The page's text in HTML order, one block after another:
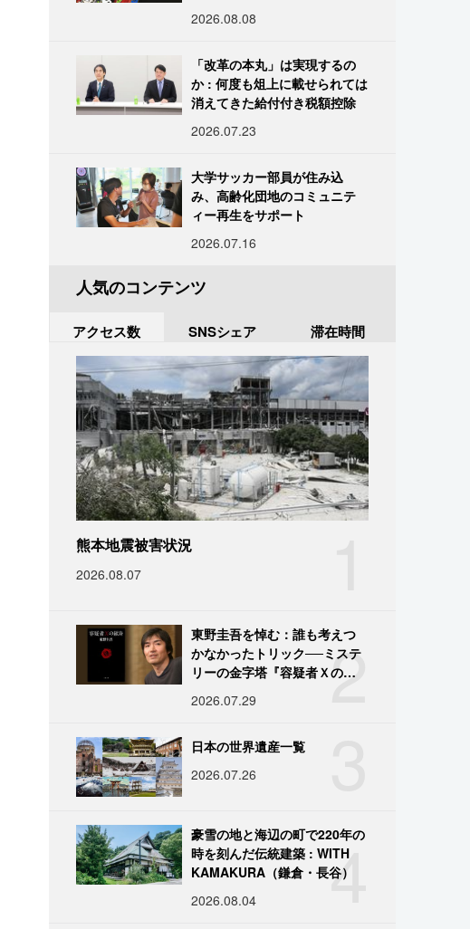
2026.08.08
「改革の本丸」は実現するの
か : 何度も俎上に載せられては
消えてきた給付付き税額控除
2026.07.23
大学サッカー部員が住み込
み、高齢化団地のコミュニテ
ィー再生をサポート
2026.07.16
人気のコンテンツ
アクセス数 SNSシェア 滞在時間
熊本地震被害状況
2026.08.07
2
東野圭吾を悼む：誰も考えつ
かなかったトリック──ミステ
リーの金字塔『容疑者Ｘの献
2026.07.29
日本の世界遺産一覧
2026.07.26
4
豪雪の地と海辺の町で220年の
時を刻んだ伝統建築 : WITH
KAMAKURA（鎌倉・長谷）
2026.08.04